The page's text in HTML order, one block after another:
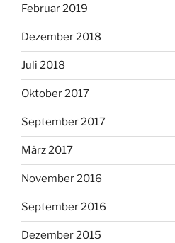
Februar 2019
Dezember 2018
Juli 2018
Oktober 2017
September 2017
März 2017
November 2016
September 2016
Dezember 2015